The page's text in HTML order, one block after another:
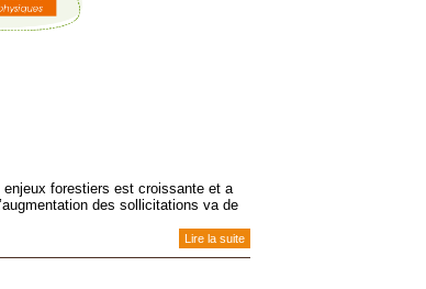
forestiers est croissante et a
des sollicitations va de
Lire la suite